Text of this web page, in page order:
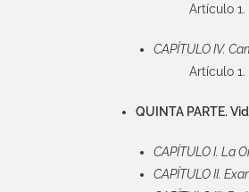
Artículo
CAPÍTULO IV.
Artículo
QUINTA PARTE.
CAPÍTULO I. La
CAPÍTULO II.